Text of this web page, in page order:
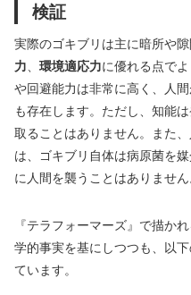
検証
実際のゴキブリは主に暗所や隙
力、 環境適応力に優れる点で
や回避能力は非常に高く、人
も存在します。ただし、知能
取ることはありません。また
は、ゴキブリ自体は病原菌を
に人間を襲うことはありません
『テラフォーマーズ』で描か
学的事実を基にしつつも、以
ています。